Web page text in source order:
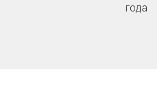
года